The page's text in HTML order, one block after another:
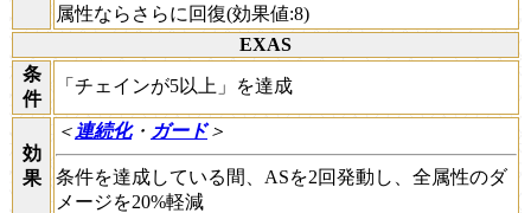
属性ならさらに回復(効果値:8)
EXAS
条
件
「チェインが5以上」を達成
効
果
＜ 連続化・ ガード＞
条件を達成している間、ASを2回発動し、全属性のダ
メージを20%軽減